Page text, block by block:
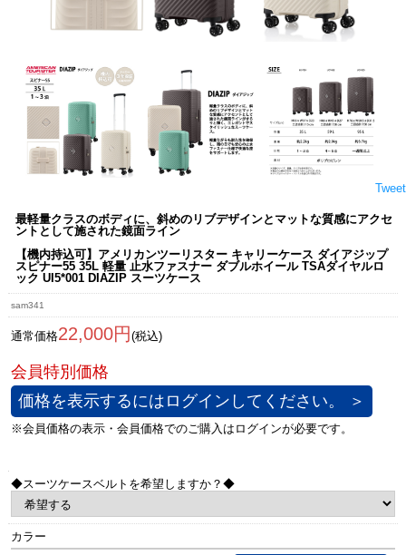
Tweet
最軽量クラスのボディに、斜めのリブデザインとマットな質感にアクセ
ントとして施された鏡面ライン
【機内持込可】アメリカンツーリスター キャリーケース ダイアジップ
スピナー55 35L 軽量 止水ファスナー ダブルホイール TSAダイヤルロ
ック UI5*001 DIAZIP スーツケース
sam341
通常価格22,000円 (税込)
価格を表示するにはログインしてください。 ＞
◆スーツケースベルトを希望しますか？◆
カラー